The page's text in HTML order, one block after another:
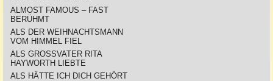
ALMOST FAMOUS – FAST
BERÜHMT
ALS DER WEIHNACHTSMANN
VOM HIMMEL FIEL
ALS GROSSVATER RITA
HAYWORTH LIEBTE
ALS HÄTTE ICH DICH GEHÖRT